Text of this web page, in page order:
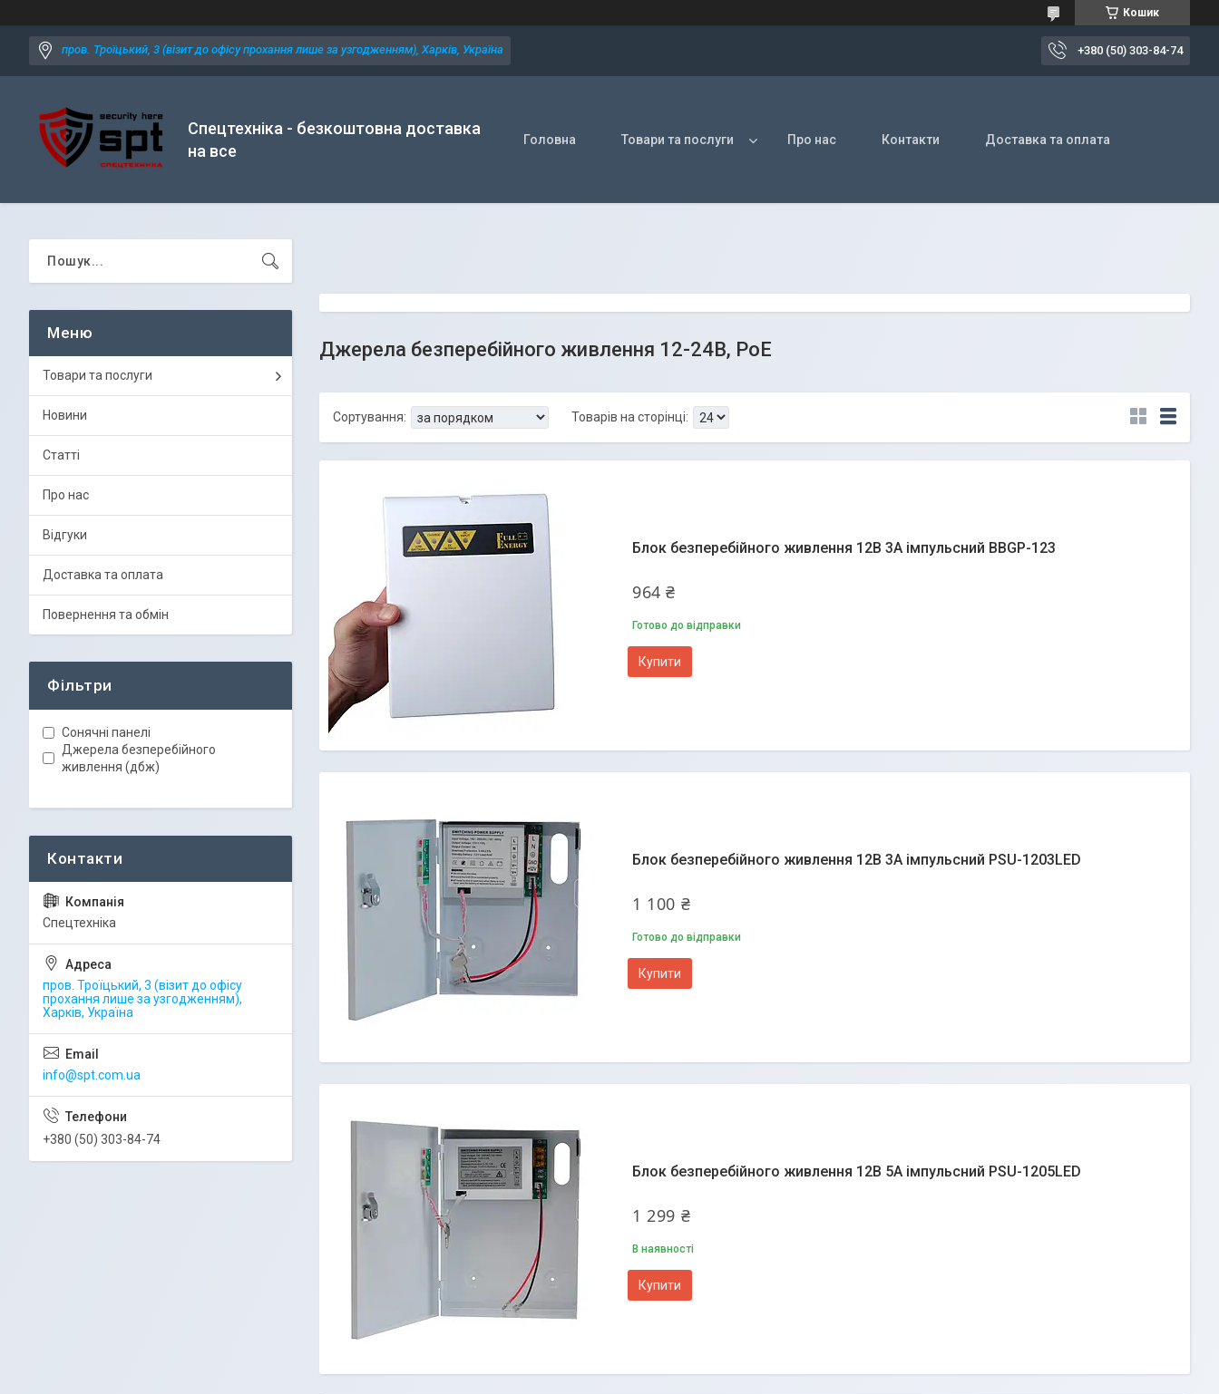
Кошик
пров. Троїцький, 3 (візит до офісу прохання лише за узгодженням), Харків, Україна +380 (50) 303-84-74
Спецтехніка - безкоштовна доставка
на все
Головна Товари та послуги Про нас Контакти Доставка та оплата
Джерела безперебійного живлення 12-24В, PoE
Блок безперебійного живлення 12В 3А імпульсний BBGP-123
964 ₴
Готово до відправки
Купити
Блок безперебійного живлення 12В 3А імпульсний PSU-1203LED
1 100 ₴
Готово до відправки
Купити
Блок безперебійного живлення 12В 5А імпульсний PSU-1205LED
1 299 ₴
В наявності
Купити
Товари та послуги
Новини
Статті
Про нас
Відгуки
Доставка та оплата
Повернення та обмін
Фільтри
Сонячні панелі
Джерела безперебійного
живлення (дбж)
Спецтехніка
пров. Троїцький, 3 (візит до офісу
прохання лише за узгодженням),
Харків, Україна
info@spt.com.ua
+380 (50) 303-84-74